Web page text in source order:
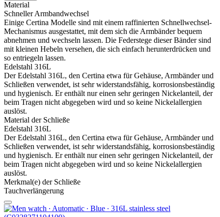
Material
Schneller Armbandwechsel
Einige Certina Modelle sind mit einem raffinierten Schnellwechsel-
Mechanismus ausgestattet, mit dem sich die Armbänder bequem
abnehmen und wechseln lassen. Die Federstege dieser Bänder sind
mit kleinen Hebeln versehen, die sich einfach herunterdrücken und
so entriegeln lassen.
Edelstahl 316L
Der Edelstahl 316L, den Certina etwa für Gehäuse, Armbänder und
Schließen verwendet, ist sehr widerstandsfähig, korrosionsbeständig
und hygienisch. Er enthält nur einen sehr geringen Nickelanteil, der
beim Tragen nicht abgegeben wird und so keine Nickelallergien
auslöst.
Material der Schließe
Edelstahl 316L
Der Edelstahl 316L, den Certina etwa für Gehäuse, Armbänder und
Schließen verwendet, ist sehr widerstandsfähig, korrosionsbeständig
und hygienisch. Er enthält nur einen sehr geringen Nickelanteil, der
beim Tragen nicht abgegeben wird und so keine Nickelallergien
auslöst.
Merkmal(e) der Schließe
Tauchverlängerung